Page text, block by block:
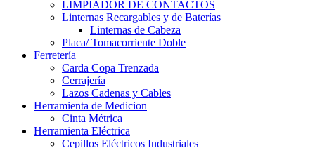
LIMPIADOR DE CONTACTOS
Linternas Recargables y de Baterías
Linternas de Cabeza
Placa/ Tomacorriente Doble
Ferretería
Carda Copa Trenzada
Cerrajería
Lazos Cadenas y Cables
Herramienta de Medicion
Cinta Métrica
Herramienta Eléctrica
Cepillos Eléctricos Industriales